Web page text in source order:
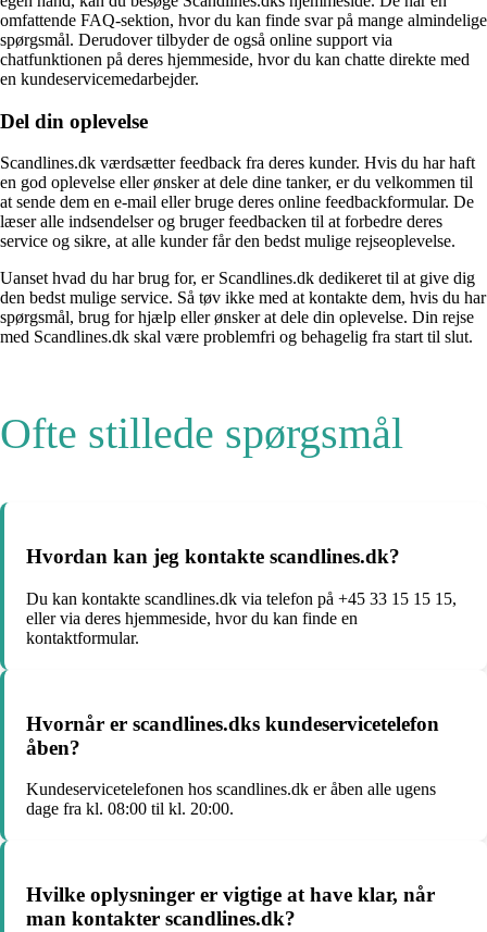
omfattende FAQ-sektion, hvor du kan finde svar på mange almindelige
spørgsmål. Derudover tilbyder de også online support via
chatfunktionen på deres hjemmeside, hvor du kan chatte direkte med
en kundeservicemedarbejder.
Del din oplevelse
Scandlines.dk værdsætter feedback fra deres kunder. Hvis du har haft
en god oplevelse eller ønsker at dele dine tanker, er du velkommen til
at sende dem en e-mail eller bruge deres online feedbackformular. De
læser alle indsendelser og bruger feedbacken til at forbedre deres
service og sikre, at alle kunder får den bedst mulige rejseoplevelse.
Uanset hvad du har brug for, er Scandlines.dk dedikeret til at give dig
den bedst mulige service. Så tøv ikke med at kontakte dem, hvis du har
spørgsmål, brug for hjælp eller ønsker at dele din oplevelse. Din rejse
med Scandlines.dk skal være problemfri og behagelig fra start til slut.
Ofte stillede spørgsmål
Hvordan kan jeg kontakte scandlines.dk?
Du kan kontakte scandlines.dk via telefon på +45 33 15 15 15,
eller via deres hjemmeside, hvor du kan finde en
kontaktformular.
Hvornår er scandlines.dks kundeservicetelefon
åben?
Kundeservicetelefonen hos scandlines.dk er åben alle ugens
dage fra kl. 08:00 til kl. 20:00.
Hvilke oplysninger er vigtige at have klar, når
man kontakter scandlines.dk?